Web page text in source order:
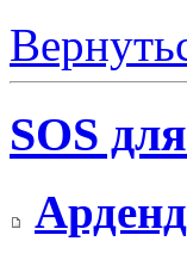
SOS
Арденд